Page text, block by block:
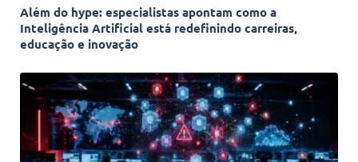
Além do hype: especialistas apontam como a
Inteligência Artificial está redefinindo carreiras,
educação e inovação